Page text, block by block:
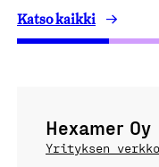
Katso kaikki
Hexamer Oy
Yrityksen